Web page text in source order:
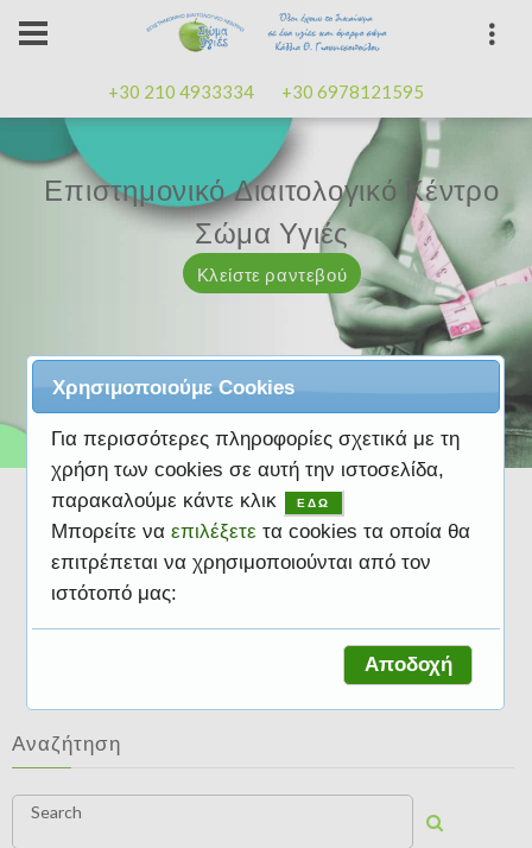
+30 210 4933334 +30 6978121595
Επαγγελματισμός, εμπειρίακαλή
διάθεση
Κλείστε ραντεβού
Επιστημονικό Διαιτολογικό Κέντρο
Σώμα Υγιές
Κλείστε ραντεβού
Μαζί μας μπορείτε
Κλείστε ραντεβού
Επαγγελματισμός, εμπειρίακαλή
διάθεση
Κλείστε ραντεβού
Επιστημονικό Διαιτολογικό Κέντρο
Σώμα Υγιές
Κλείστε ραντεβού
Διάφορες τροφές
Αναζήτηση
Search
Χρησιμοποιούμε Cookies
Για περισσότερες πληροφορίες σχετικά με τη
χρήση των cookies σε αυτή την ιστοσελίδα,
παρακαλούμε κάντε κλικ
ΕΔΩ
Μπορείτε να επιλέξετε τα cookies τα οποία θα
επιτρέπεται να χρησιμοποιούνται από τον
ιστότοπό μας:
Αποδοχή